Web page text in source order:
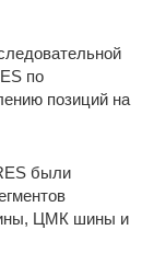
по
позиций на
были
ЦМК шины и